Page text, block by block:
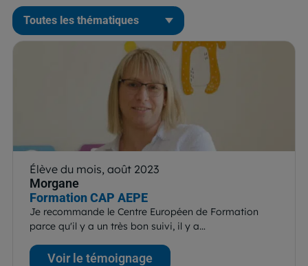
Élève du mois, août 2023
Morgane
Formation CAP AEPE
Je recommande le Centre Européen de Formation
parce qu'il y a un très bon suivi, il y a…
Voir le témoignage